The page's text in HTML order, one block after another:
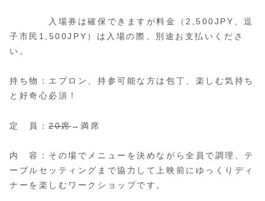
入場券は確保できますが料金（2,500JPY、逗
子市民1,500JPY）は入場の際、別途お支払いくださ
い。
持ち物：エプロン、持参可能な方は包丁、楽しむ気持ち
と好奇心必須！
定 員：20席→満席
内 容：その場でメニューを決めながら全員で調理、テ
ーブルセッティングまで協力して上映前にゆっくりディ
ナーを楽しむワークショップです。